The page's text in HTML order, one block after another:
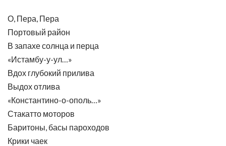
О, Пера, Пера
Портовый район
В запахе солнца и перца
«Истамбу-у-ул…»
Вдох глубокий прилива
Выдох отлива
«Константино-о-ополь…»
Стакатто моторов
Баритоны, басы пароходов
Крики чаек